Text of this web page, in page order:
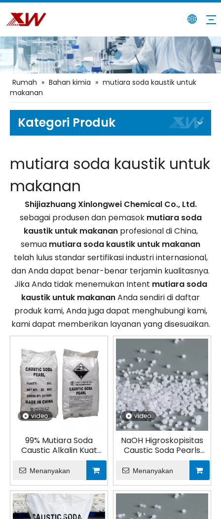
Rumah » Bahan kimia » mutiara soda kaustik untuk
makanan
Kategori Produk
mutiara soda kaustik untuk
makanan
Shijiazhuang Xinlongwei Chemical Co., Ltd.
sebagai produsen dan pemasok mutiara soda
kaustik untuk makananprofesional di China,
semua mutiara soda kaustik untuk makanan
telah lulus standar sertifikasi industri internasional,
dan Anda dapat benar-benar terjamin kualitasnya.
Jika Anda tidak menemukan Intent mutiara soda
kaustik untuk makananAnda sendiri di daftar
produk kami, Anda juga dapat menghubungi kami,
kami dapat memberikan layanan yang disesuaikan.
video
99% Mutiara Soda
Caustic Alkalin Kuat
untuk Makanan
Menanyakan
video
NaOH Higroskopisitas
Caustic Soda Pearls
untuk Makanan
Menanyakan